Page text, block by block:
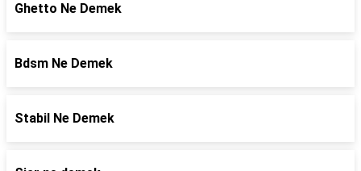
Ghetto Ne Demek
Bdsm Ne Demek
Stabil Ne Demek